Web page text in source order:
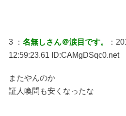
3 ： 名無しさん＠涙目です。
：
12:59:23.61 ID:CAMgDSqc0.net
またやんのか
証人喚問も安くなったな